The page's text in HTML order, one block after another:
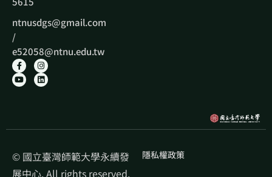
ntnusdgs@gmail.com
/
e52058@ntnu.edu.tw
© 國立臺灣師範大學永續發
展中心. All rights reserved.
隱私權政策